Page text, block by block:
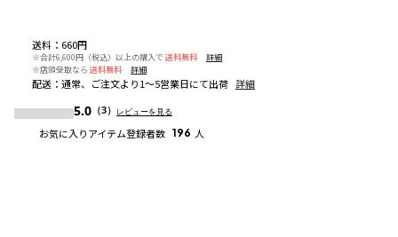
送料 ： 660円
※合計6,600円（税込）以上の購入で 送料無料
詳細
※店頭受取なら 送料無料 詳細
配送 ： 通常、ご注文より1～5営業日にて出荷 詳細
5.0 （3） レビューを見る
お気に入りアイテム登録者数 196 人